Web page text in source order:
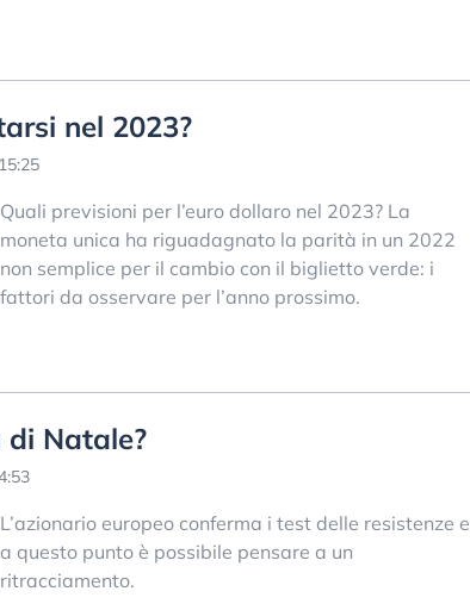
nel 2023?
Quali previsioni per l’euro dollaro nel 2023? La
moneta unica ha riguadagnato la parità in un 2022
non semplice per il cambio con il biglietto verde: i
fattori da osservare per l’anno prossimo.
di Natale?
L’azionario europeo conferma i test delle resistenze e
a questo punto è possibile pensare a un
ritracciamento.